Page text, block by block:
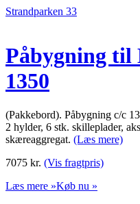
Strandparken 33
Påbygning til
1350
(Pakkebord). Påbygning c/c
2 hylder, 6 stk. skilleplader,
skæreaggregat. (Læs mere)
7075 kr. (Vis fragtpris)
Læs mere »Køb nu »